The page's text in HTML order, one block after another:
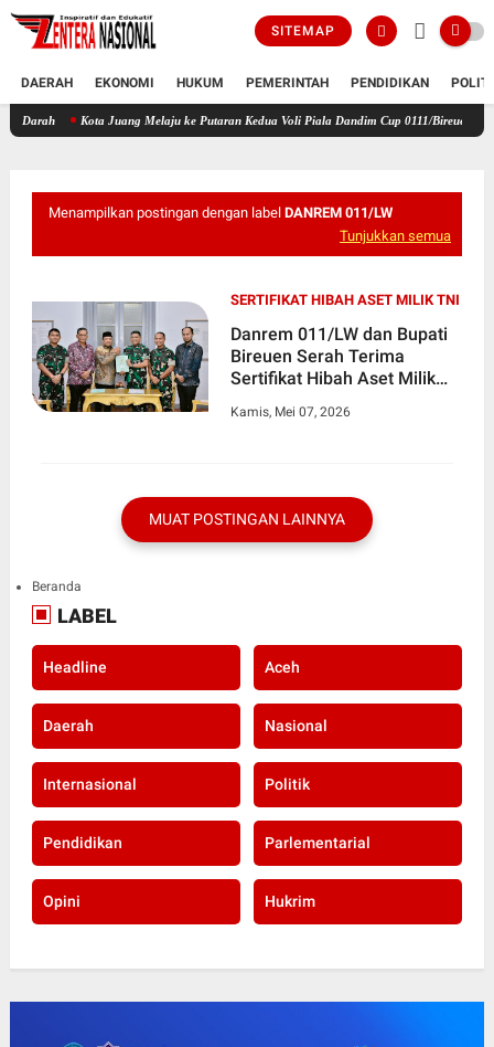
SITEMAP
DAERAH EKONOMI HUKUM PEMERINTAH PENDIDIKAN
HUT Ke-53, PT Bank Aceh Syariah KC Bireuen Himpun 162 Kantong Darah Kota
Menampilkan postingan dengan label DANREM 011/LW
Tunjukkan semua
SERTIFIKAT HIBAH ASET MILIK TNI
Danrem 011/LW dan Bupati
Bireuen Serah Terima
Sertifikat Hibah Aset Milik
Kamis, Mei 07, 2026
MUAT POSTINGAN LAINNYA
Beranda
LABEL
Headline Aceh
Daerah Nasional
Internasional Politik
Pendidikan Parlementarial
Opini Hukrim